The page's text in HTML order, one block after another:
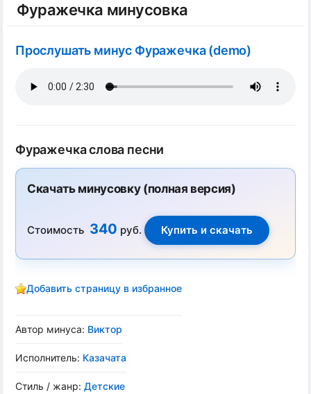
Фуражечка минусовка
Прослушать минус Фуражечка (demo)
Фуражечка слова песни
Скачать минусовку (полная версия)
Стоимость 340 руб.
Добавить страницу в избранное
Автор минуса: Виктор
Исполнитель: Казачата
Стиль / жанр: Детские